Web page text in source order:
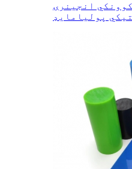
انجینرۍ